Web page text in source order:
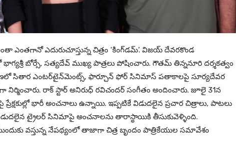
ఎంతగానో ఎదురుచూస్తున్న చిత్రం ‘కింగ్‌డమ్’. విజయ్ దేవరకొండ
బోర్సే, సత్యదేవ్ ముఖ్య పాత్రలు పోషించారు. గౌతమ్ తిన్ననూరి దర్శకత్వం
సితార ఎంటర్‌టైన్‌మెంట్స్, ఫార్చూన్ ఫోర్ సినిమాస్ పతాకాలపై సూర్యదేవర
రాక్ స్టార్ అనిరుధ్ రవిచందర్ సంగీతం అందించారు. జూలై 31న
ప్రేక్షకుల్లో భారీ అంచనాలు ఉన్నాయి. ఇప్పటికే విడుదలైన ప్రచార చిత్రాలు, పాటలు
ట్రైలర్ సినిమాపై అంచనాలను తారాస్థాయికి తీసుకువెళ్ళింది.
ముందుకు వస్తున్న నేపథ్యంలో తాజాగా చిత్ర బృందం పాత్రికేయుల సమావేశం